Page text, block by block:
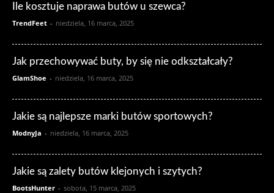
Ile kosztuje naprawa butów u szewca?
TrendFeet - niedziela, 16 marca, 2025
Jak przechowywać buty, by się nie odkształcały?
GlamShoe - niedziela, 16 marca, 2025
Jakie są najlepsze marki butów sportowych?
ModnyJa - niedziela, 16 marca, 2025
Jakie są zalety butów klejonych i szytych?
BootsHunter - sobota, 15 marca, 2025